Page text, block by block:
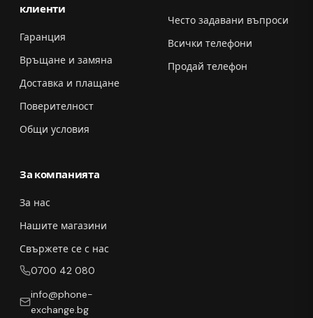
клиенти
Гаранция
Връщане и замяна
Доставка и плащане
Поверителност
Общи условия
Често задавани въпроси
Всички телефони
Продай телефон
За компанията
За нас
Нашите магазини
Свържете се с нас
0700 42 080
info@phone-
exchange.bg